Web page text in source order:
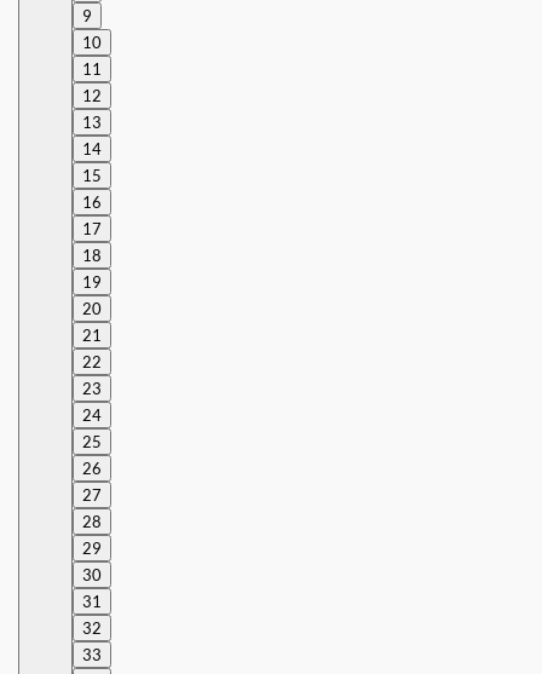
9
10
11
12
13
14
15
16
17
18
19
20
21
22
23
24
25
26
27
28
29
30
31
32
33